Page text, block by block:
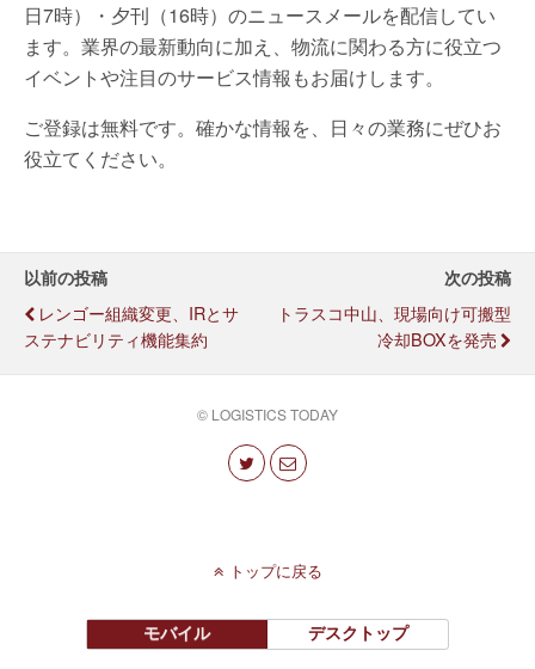
日7時）・夕刊（16時）のニュースメールを配信してい
ます。業界の最新動向に加え、物流に関わる方に役立つ
イベントや注目のサービス情報もお届けします。
ご登録は無料です。確かな情報を、日々の業務にぜひお
役立てください。
以前の投稿
レンゴー組織変更、IRとサ
ステナビリティ機能集約
次の投稿
トラスコ中山、現場向け可搬型
冷却BOXを発売
© LOGISTICS TODAY
トップに戻る
モバイル デスクトップ